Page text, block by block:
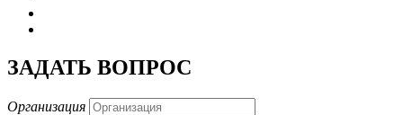
ЗАДАТЬ ВОПРОС
Организация